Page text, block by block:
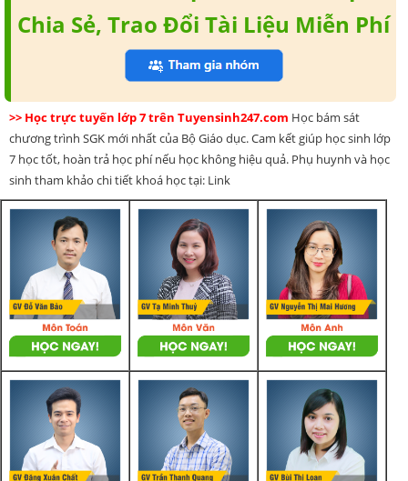
Chia Sẻ, Trao Đổi Tài Liệu Miễn Phí
>> Học trực tuyến lớp 7 trên Tuyensinh247.com Học bám sát
chương trình SGK mới nhất của Bộ Giáo dục. Cam kết giúp học sinh lớp
7 học tốt, hoàn trả học phí nếu học không hiệu quả. Phụ huynh và học
sinh tham khảo chi tiết khoá học tại: Link